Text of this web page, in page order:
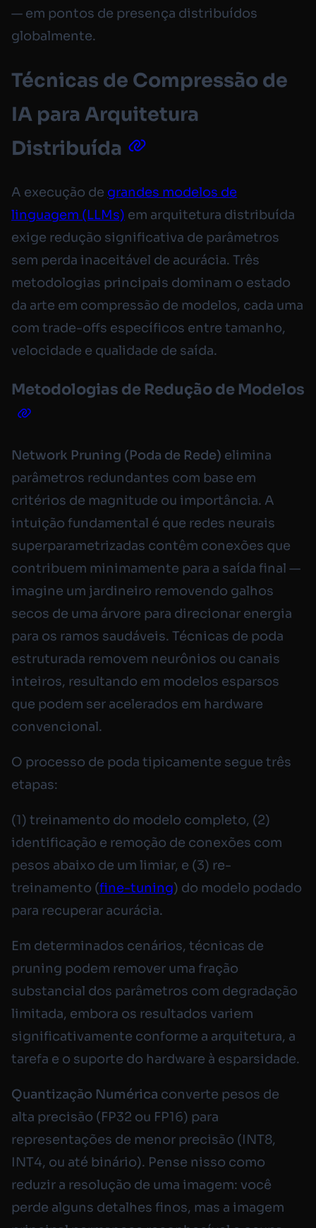
— em pontos de presença distribuídos
globalmente.
Técnicas de Compressão de
IA para Arquitetura
Distribuída
A execução de grandes modelos de
linguagem (LLMs) em arquitetura distribuída
exige redução significativa de parâmetros
sem perda inaceitável de acurácia. Três
metodologias principais dominam o estado
da arte em compressão de modelos, cada uma
com trade-offs específicos entre tamanho,
velocidade e qualidade de saída.
Metodologias de Redução de Modelos
Network Pruning (Poda de Rede) elimina
parâmetros redundantes com base em
critérios de magnitude ou importância. A
intuição fundamental é que redes neurais
superparametrizadas contêm conexões que
contribuem minimamente para a saída final —
imagine um jardineiro removendo galhos
secos de uma árvore para direcionar energia
para os ramos saudáveis. Técnicas de poda
estruturada removem neurônios ou canais
inteiros, resultando em modelos esparsos
que podem ser acelerados em hardware
convencional.
O processo de poda tipicamente segue três
etapas:
(1) treinamento do modelo completo, (2)
identificação e remoção de conexões com
pesos abaixo de um limiar, e (3) re-
treinamento (fine-tuning) do modelo podado
para recuperar acurácia.
Em determinados cenários, técnicas de
pruning podem remover uma fração
substancial dos parâmetros com degradação
limitada, embora os resultados variem
significativamente conforme a arquitetura, a
tarefa e o suporte do hardware à esparsidade.
Quantização Numérica converte pesos de
alta precisão (FP32 ou FP16) para
representações de menor precisão (INT8,
INT4, ou até binário). Pense nisso como
reduzir a resolução de uma imagem: você
perde alguns detalhes finos, mas a imagem